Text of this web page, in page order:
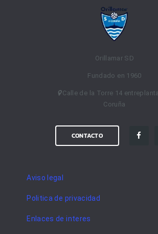
Orillamar SD
Fundado en 1960
Calle de la Torre 14
Coruña
CONTACTO
Aviso legal
Politica de privacidad
Enlaces de interes